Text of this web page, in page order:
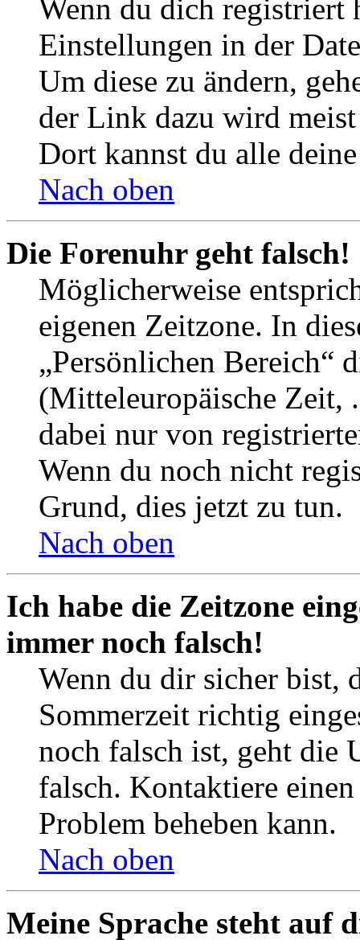
Wenn du dich registriert
Einstellungen in der
Um diese zu ändern,
der Link dazu wird
Dort kannst du alle
Nach oben
Die Forenuhr geht falsch!
Möglicherweise
eigenen Zeitzone. In
„Persönlichen Bereich“
(Mitteleuropäische Zeit,
dabei nur von
Wenn du noch nicht
Grund, dies jetzt zu tun.
Nach oben
Ich habe die Zeitzone
immer noch falsch!
Wenn du dir sicher bist,
Sommerzeit richtig
noch falsch ist, geht die
falsch. Kontaktiere
Problem beheben kann.
Nach oben
Meine Sprache steht auf